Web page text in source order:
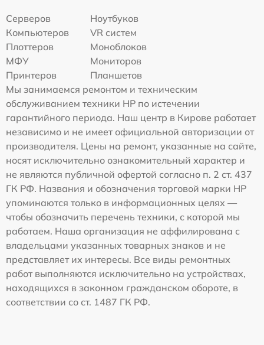
Серверов
Ноутбуков
Компьютеров
VR систем
Плоттеров
Моноблоков
МФУ
Мониторов
Принтеров
Планшетов
Мы занимаемся ремонтом и техническим
обслуживанием техники HP по истечении
гарантийного периода. Наш центр в Кирове работает
независимо и не имеет официальной авторизации от
производителя. Цены на ремонт, указанные на сайте,
носят исключительно ознакомительный характер и
не являются публичной офертой согласно п. 2 ст. 437
ГК РФ. Названия и обозначения торговой марки HP
упоминаются только в информационных целях —
чтобы обозначить перечень техники, с которой мы
работаем. Наша организация не аффилирована с
владельцами указанных товарных знаков и не
представляет их интересы. Все виды ремонтных
работ выполняются исключительно на устройствах,
находящихся в законном гражданском обороте, в
соответствии со ст. 1487 ГК РФ.